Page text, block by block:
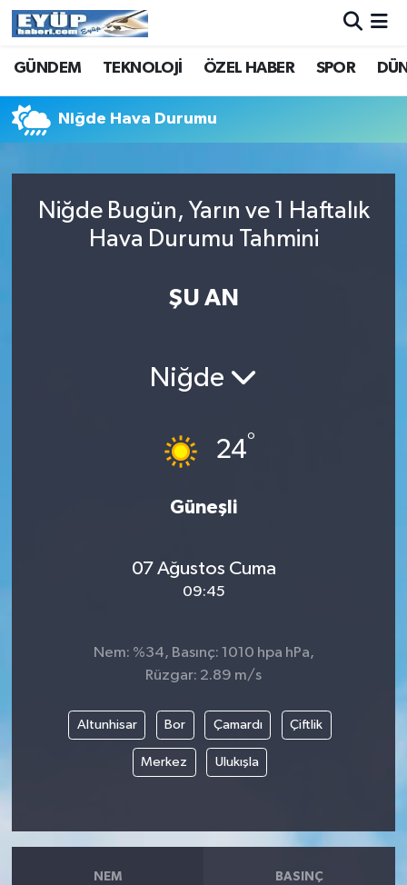
GÜNDEM TEKNOLOJİ ÖZEL HABER SPOR
Niğde Hava Durumu
Niğde Bugün, Yarın ve 1 Haftalık
Hava Durumu Tahmini
ŞU AN
Niğde
24°
Güneşli
07 Ağustos Cuma
09:45
Nem: %34, Basınç: 1010 hpa hPa,
Rüzgar: 2.89 m/s
Altunhisar Bor Çamardı Çiftlik
Merkez Ulukışla
NEM BASINÇ